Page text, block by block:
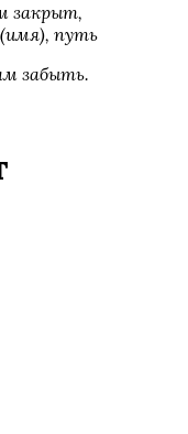
закрыт,
путь
забыть.